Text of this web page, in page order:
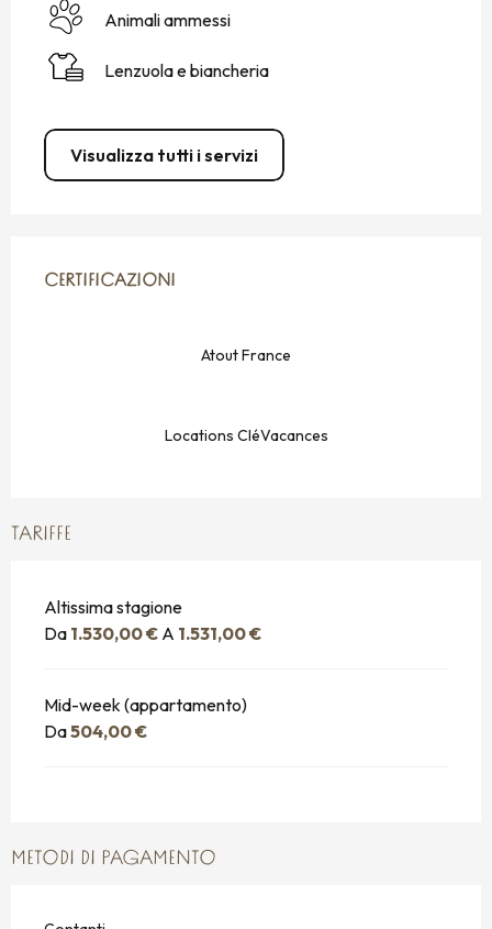
Animali ammessi
Lenzuola e biancheria
Visualizza tutti i servizi
CERTIFICAZIONI
CERTIFICAZIONI
Atout France
Locations CléVacances
TARIFFE
Altissima stagione
Da 1.530,00 € A 1.531,00 €
Mid-week (appartamento)
Da504,00 €
METODI DI PAGAMENTO